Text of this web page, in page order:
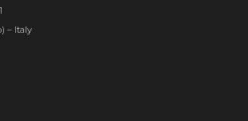
– Italy